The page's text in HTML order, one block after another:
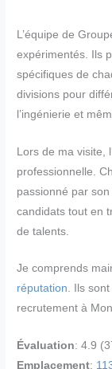
L’équipe de
expérimentés. Ils
spécifiques de
divisions pour
l’ingénierie et
Lors de ma visite,
professionnelle.
passionné par
candidats tout en
de talents.
Je comprends
réputation. Ils
recrutement à
Évaluation: 4.9
Emplacement: